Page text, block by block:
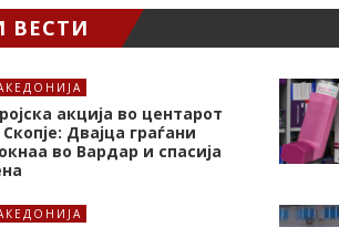
ВЕСТИ
акција во центарот
Двајца граѓани
во Вардар и спасија